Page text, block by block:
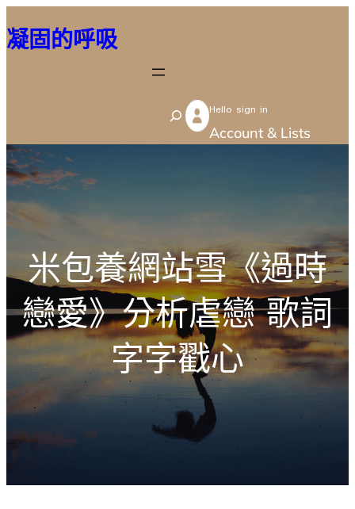
至
容
凝固的呼吸
S
e
Hello sign in
Account & Lists
米包養網站雪《過時
戀愛》分析虐戀 歌詞
字字戳心